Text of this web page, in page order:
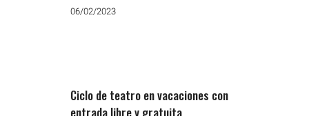
06/02/2023
Ciclo de teatro en vacaciones con
entrada libre y gratuita